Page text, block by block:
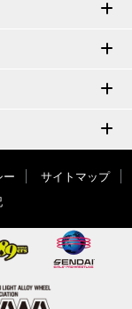
ー
サイトマップ